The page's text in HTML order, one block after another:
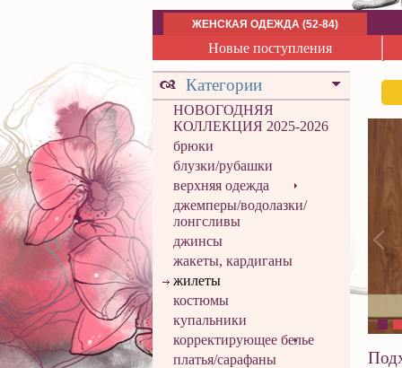
ЖЕНСКАЯ ОДЕЖДА (52-84)
Новые поступления
Категории
НОВОГОДНЯЯ
КОЛЛЕКЦИЯ 2025-2026
брюки
блузки/рубашки
верхняя одежда
джемперы/водолазки/
лонгсливы
джинсы
жакеты, кардиганы
жилеты
костюмы
купальники
корректирующее белье
платья/сарафаны